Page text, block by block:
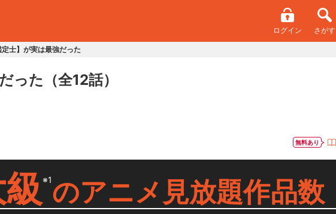
ログイン さがす
士】が実は最強だった
った （全12話）
無料あり
※1のアニメ見放題作品数